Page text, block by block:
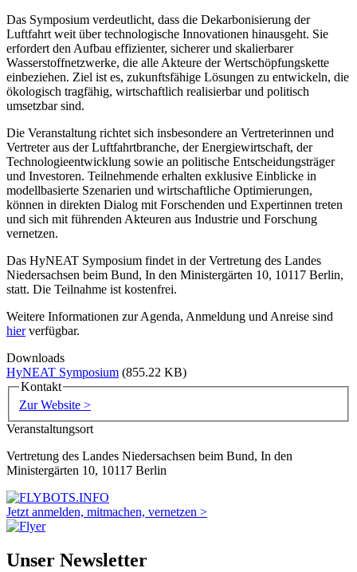
Das Symposium verdeutlicht, dass die Dekarbonisierung der
Luftfahrt weit über technologische Innovationen hinausgeht. Sie
erfordert den Aufbau effizienter, sicherer und skalierbarer
Wasserstoffnetzwerke, die alle Akteure der Wertschöpfungskette
einbeziehen. Ziel ist es, zukunftsfähige Lösungen zu entwickeln, die
ökologisch tragfähig, wirtschaftlich realisierbar und politisch
umsetzbar sind.
Die Veranstaltung richtet sich insbesondere an Vertreterinnen und
Vertreter aus der Luftfahrtbranche, der Energiewirtschaft, der
Technologieentwicklung sowie an politische Entscheidungsträger
und Investoren. Teilnehmende erhalten exklusive Einblicke in
modellbasierte Szenarien und wirtschaftliche Optimierungen,
können in direkten Dialog mit Forschenden und Expertinnen treten
und sich mit führenden Akteuren aus Industrie und Forschung
vernetzen.
Das HyNEAT Symposium findet in der Vertretung des Landes
Niedersachsen beim Bund, In den Ministergärten 10, 10117 Berlin,
statt. Die Teilnahme ist kostenfrei.
Weitere Informationen zur Agenda, Anmeldung und Anreise sind
hierverfügbar.
Downloads
HyNEAT Symposium (855.22 KB)
Kontakt
Zur Website >
Veranstaltungsort
Vertretung des Landes Niedersachsen beim Bund, In den
Ministergärten 10, 10117 Berlin
Jetzt anmelden, mitmachen, vernetzen >
Unser Newsletter